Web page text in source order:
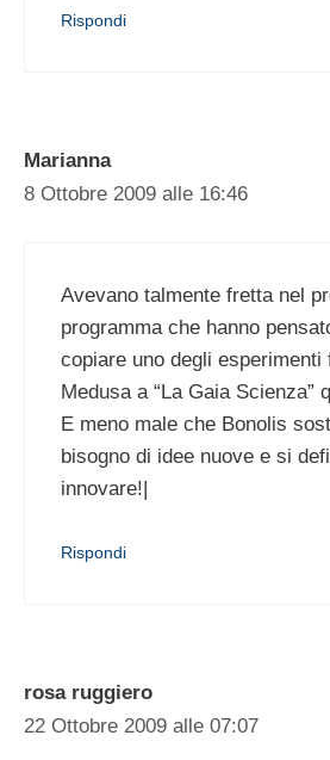
Rispondi
Marianna
8 Ottobre 2009 alle 16:46
Avevano talmente fretta nel
programma che hanno
copiare uno degli esperimenti
Medusa a “La Gaia Scienza”
E meno male che Bonolis
bisogno di idee nuove e si
innovare!|
Rispondi
rosa ruggiero
22 Ottobre 2009 alle 07:07